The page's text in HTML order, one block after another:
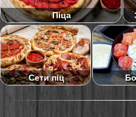
Піца
Сети піц